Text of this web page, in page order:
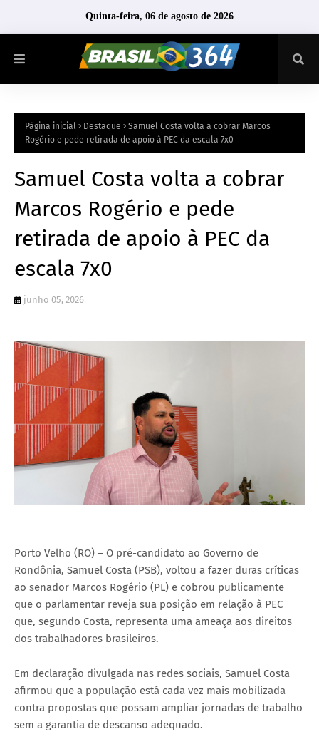
Quinta-feira, 06 de agosto de 2026
Página inicial Destaque
Samuel Costa volta a cobrar Marcos
Rogério e pede retirada de apoio à PEC da escala 7x0
Samuel Costa volta a cobrar
Marcos Rogério e pede
retirada de apoio à PEC da
escala 7x0
junho 05, 2026
Porto Velho (RO) – O pré-candidato ao Governo de
Rondônia, Samuel Costa (PSB), voltou a fazer duras críticas
ao senador Marcos Rogério (PL) e cobrou publicamente
que o parlamentar reveja sua posição em relação à PEC
que, segundo Costa, representa uma ameaça aos direitos
dos trabalhadores brasileiros.
Em declaração divulgada nas redes sociais, Samuel Costa
afirmou que a população está cada vez mais mobilizada
contra propostas que possam ampliar jornadas de trabalho
sem a garantia de descanso adequado.